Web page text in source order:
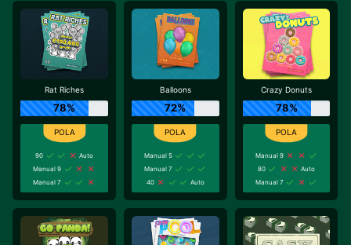
Rat Riches
78%
90
Auto
Manual 9
Manual 7
Balloons
72%
Manual 5
Manual 7
40
Auto
Crazy Donuts
78%
Manual 9
80
Auto
Manual 7